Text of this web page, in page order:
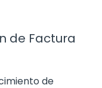
de Factura
de